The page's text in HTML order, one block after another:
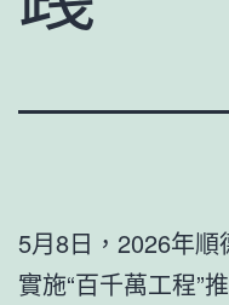
5月8日，2026年
實施“百千萬工程”